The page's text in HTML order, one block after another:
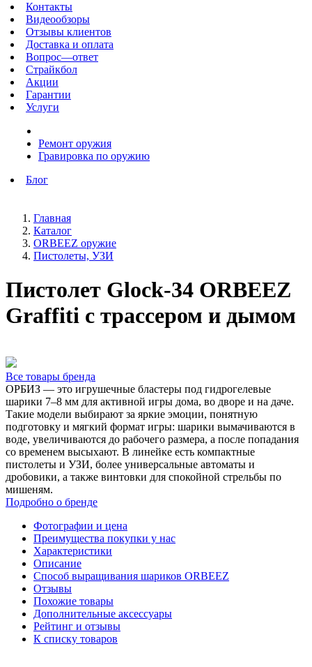
Контакты
Видеообзоры
Отзывы клиентов
Доставка и оплата
Вопрос—ответ
Страйкбол
Акции
Гарантии
Услуги
Ремонт оружия
Гравировка по оружию
Блог
Главная
Каталог
ORBEEZ оружие
Пистолеты, УЗИ
Пистолет Glock-34 ORBEEZ
Graffiti с трассером и дымом
Все товары бренда
ОРБИЗ — это игрушечные бластеры под гидрогелевые
шарики 7–8 мм для активной игры дома, во дворе и на даче.
Такие модели выбирают за яркие эмоции, понятную
подготовку и мягкий формат игры: шарики вымачиваются в
воде, увеличиваются до рабочего размера, а после попадания
со временем высыхают. В линейке есть компактные
пистолеты и УЗИ, более универсальные автоматы и
дробовики, а также винтовки для спокойной стрельбы по
мишеням.
Подробно о бренде
Фотографии и цена
Преимущества покупки у нас
Характеристики
Описание
Способ выращивания шариков ORBEEZ
Отзывы
Похожие товары
Дополнительные аксессуары
Рейтинг и отзывы
К списку товаров